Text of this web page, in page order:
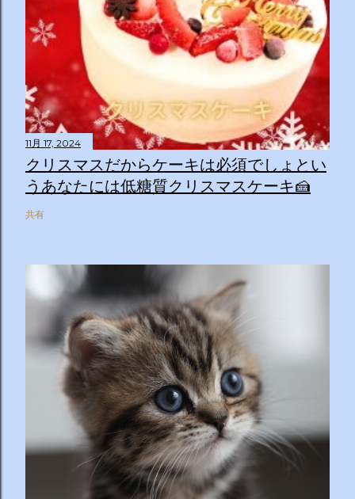
11月 17, 2024
クリスマスだからケーキは必須でしょとい
うあなたには低糖質クリスマスケーキ🍰
共有